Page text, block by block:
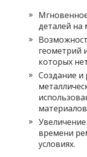
деталей на
геометрий
которых
Создание и
времени
условиях.